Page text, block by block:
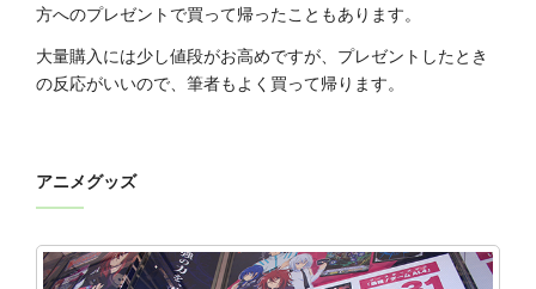
方へのプレゼントで買って帰ったこともあります。
大量購入には少し値段がお高めですが、プレゼントしたとき
の反応がいいので、筆者もよく買って帰ります。
アニメグッズ